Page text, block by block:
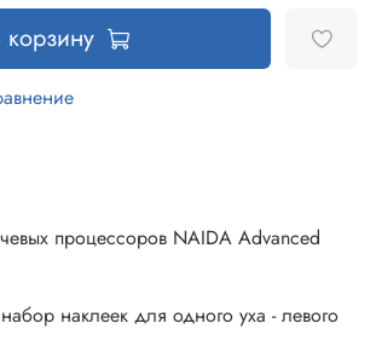
корзину
процессоров NAIDA Advanced
наклеек для одного уха - левого